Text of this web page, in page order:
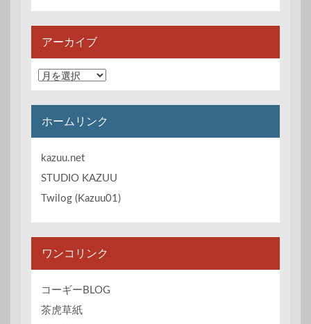
アーカイブ
ア
ー
イ
ホームリンク
kazuu.net
STUDIO KAZUU
Twilog (Kazuu01)
ワンコリンク
コーギーBLOG
茶虎草紙